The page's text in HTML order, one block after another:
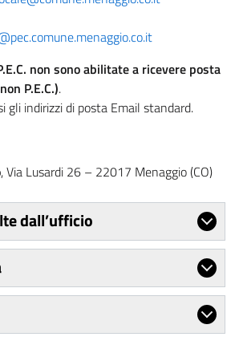
non sono abilitate a ricevere posta
P.E.C.).
gli indirizzi di posta Email standard.
, Via Lusardi 26 – 22017 Menaggio (CO)
dall’ufficio